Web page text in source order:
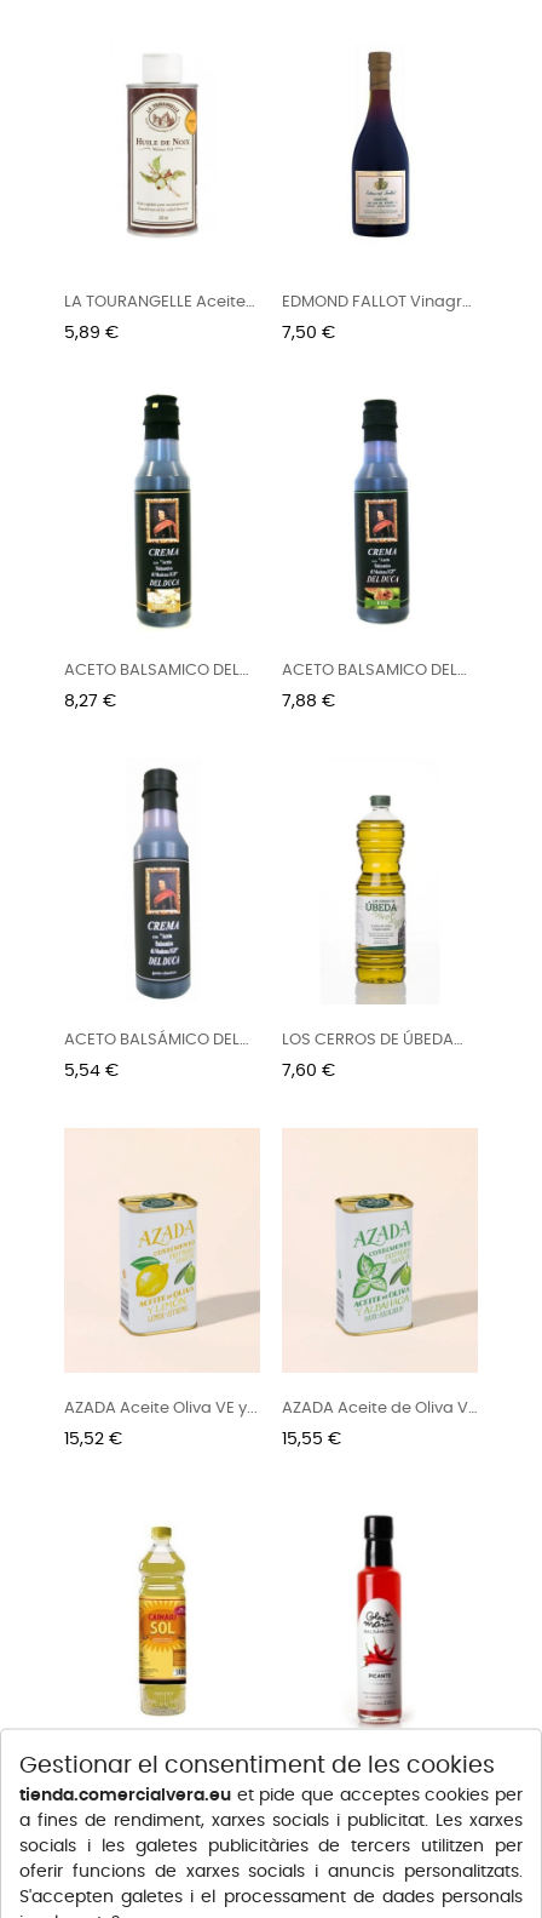
LA TOURANGELLE Aceite
de...
Preu
5,89 €
EDMOND FALLOT Vinagre
de...
Preu
7,50 €
ACETO BALSAMICO DEL
DUCA...
Preu
8,27 €
ACETO BALSAMICO DEL
DUCA...
Preu
7,88 €
ACETO BALSÁMICO DEL
DUCA...
Preu
5,54 €
LOS CERROS DE ÚBEDA
Aceite...
Preu
7,60 €
AZADA Aceite Oliva VE y...
Preu
15,52 €
AZADA Aceite de Oliva VE
y...
Preu
15,55 €
CAIMARI ACEITE DE
GIRASOL 1L
GLOSA MARINA Crema...
Preu
4,90 €
Gestionar el consentiment de les cookies
tienda.comercialvera.eu et pide que acceptes cookies per
a fines de rendiment, xarxes socials i publicitat. Les xarxes
socials i les galetes publicitàries de tercers utilitzen per
oferir funcions de xarxes socials i anuncis personalitzats.
S'accepten galetes i el processament de dades personals